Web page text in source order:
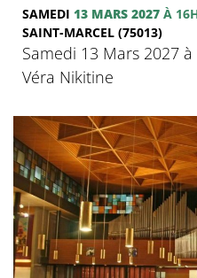
SAMEDI 13 MARS 2027 À
SAINT-MARCEL (75013)
Samedi 13 Mars 2027
Véra Nikitine